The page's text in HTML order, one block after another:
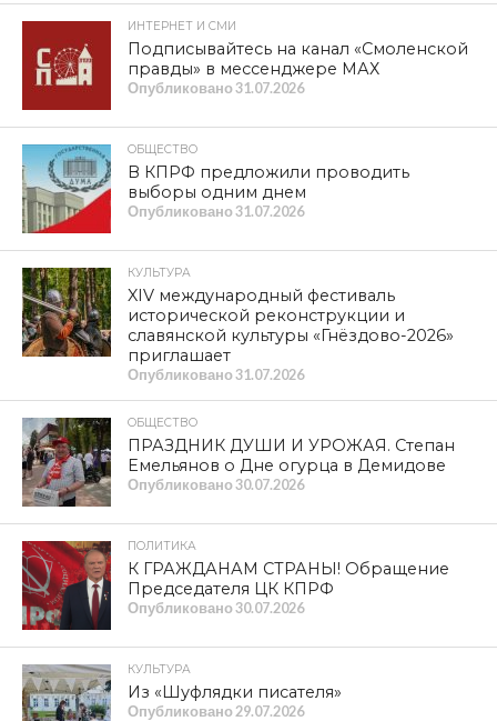
ИНТЕРНЕТ И СМИ
Подписывайтесь на канал «Смоленской
правды» в мессенджере МАХ
Опубликовано31.07.2026
ОБЩЕСТВО
В КПРФ предложили проводить
выборы одним днем
Опубликовано31.07.2026
КУЛЬТУРА
XIV международный фестиваль
исторической реконструкции и
славянской культуры «Гнёздово-2026»
приглашает
Опубликовано31.07.2026
ОБЩЕСТВО
ПРАЗДНИК ДУШИ И УРОЖАЯ. Степан
Емельянов о Дне огурца в Демидове
Опубликовано30.07.2026
ПОЛИТИКА
К ГРАЖДАНАМ СТРАНЫ! Обращение
Председателя ЦК КПРФ
Опубликовано30.07.2026
КУЛЬТУРА
Из «Шуфлядки писателя»
Опубликовано 29.07.2026